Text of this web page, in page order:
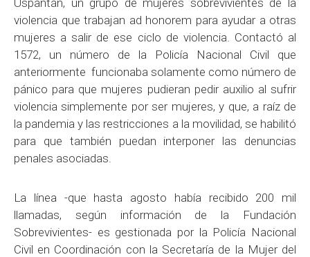
violencia que trabajan ad honorem para ayudar a otras
mujeres a salir de ese ciclo de violencia. Contactó al
1572, un número de la Policía Nacional Civil que
anteriormente funcionaba solamente como número de
pánico para que mujeres pudieran pedir auxilio al sufrir
violencia simplemente por ser mujeres, y que, a raíz de
la pandemia y las restricciones a la movilidad, se habilitó
para que también puedan interponer las denuncias
penales asociadas.
La línea -que hasta agosto había recibido 200 mil
llamadas, según información de la Fundación
Sobrevivientes- es gestionada por la Policía Nacional
Civil en Coordinación con la Secretaría de la Mujer del